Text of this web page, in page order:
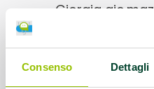
Consenso Dettagli
Giorgia
percorso
Camminata